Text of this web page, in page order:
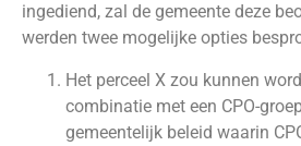
ingediend, zal de gemeente deze
werden twee mogelijke opties
Het perceel X zou kunnen
combinatie met een CPO-
gemeentelijk beleid waarin